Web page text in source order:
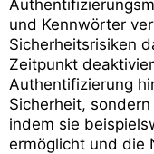
und Kennwörter
Sicherheitsrisiken
Zeitpunkt
Authentifizierung
Sicherheit,
indem sie
ermöglicht und die